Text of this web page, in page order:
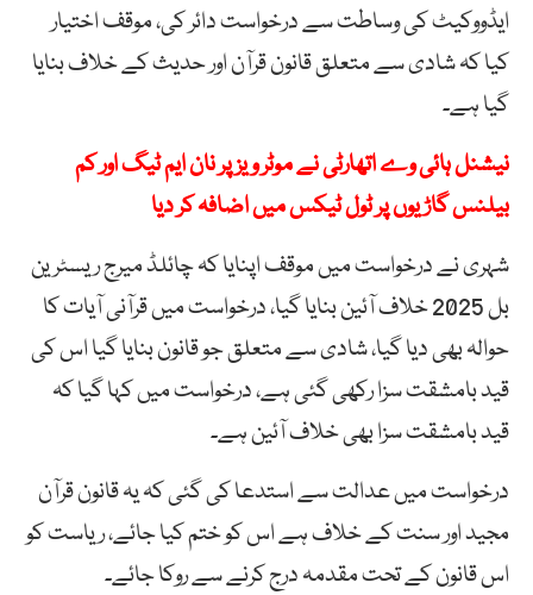
ایڈووکیٹ کی وساطت سے درخواست دائر کی، موقف اختیار
کیا کہ شادی سے متعلق قانون قرآن اور حدیث کے خلاف بنایا
گیا ہے۔
نیشنل ہائی وے اتھارٹی نے موٹر ویز پر نان ایم ٹیگ اور کم
بیلنس گاڑیوں پر ٹول ٹیکس میں اضافہ کر دیا
شہری نے درخواست میں موقف اپنایا کہ چائلڈ میرج ریسٹرین
بل 2025 خلاف آئین بنایا گیا، درخواست میں قرآنی آیات کا
حوالہ بھی دیا گیا، شادی سے متعلق جو قانون بنایا گیا اس کی
قید بامشقت سزا رکھی گئی ہے، درخواست میں کہا گیا کہ
قید بامشقت سزا بھی خلاف آئین ہے۔
درخواست میں عدالت سے استدعا کی گئی کہ یہ قانون قرآن
مجید اور سنت کے خلاف ہے اس کو ختم کیا جائے، ریاست کو
اس قانون کے تحت مقدمہ درج کرنے سے روکا جائے۔